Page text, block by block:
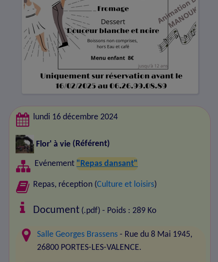
lundi 16 décembre 2024
Flor' à vie (Référent)
Evénement "Repas dansant"
Repas, réception (Culture et loisirs)
Document (.pdf) - Poids : 289 Ko
Salle Georges Brassens - Rue du 8 Mai 1945,
26800 PORTES-LES-VALENCE.